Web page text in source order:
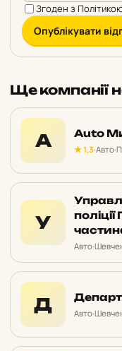
Згоден з
Опублікувати
Ще компанії
A Auto
★ 1,3·Авто·
У
Авто·
Д Авто·